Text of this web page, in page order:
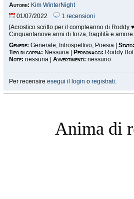
Autore: Kim WinterNight
01/07/2022
1 recensioni
[Acrostico scritto per il compleanno di Roddy
Cinquantanove anni di forza, fragilità e
Genere: Generale, Introspettivo, Poesia | Stato:
Tipo di coppia: Nessuna | Personaggi: Roddy
Note: nessuna | Avvertimenti: nessuno
Per recensire esegui il login o registrati.
Anima di